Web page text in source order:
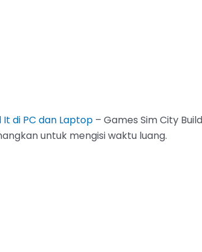
It di PC dan Laptop – Games Sim City
untuk mengisi waktu luang.